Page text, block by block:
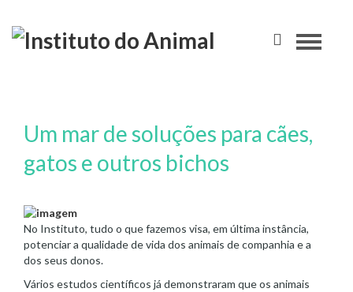
Um mar de soluções para cães,
gatos e outros bichos
No Instituto, tudo o que fazemos visa, em última instância,
potenciar a qualidade de vida dos animais de companhia e a
dos seus donos.
Vários estudos científicos já demonstraram que os animais